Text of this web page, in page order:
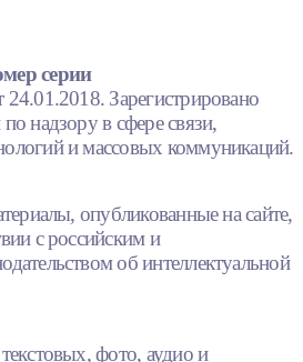
серии
Зарегистрировано
надзору в сфере связи,
и массовых коммуникаций.
опубликованные на сайте,
с российским и
об интеллектуальной
фото, аудио и